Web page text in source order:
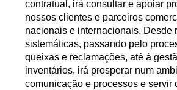
contratual, irá consultar e apoiar
nossos clientes e parceiros
nacionais e internacionais. Desde
sistemáticas, passando pelo
queixas e reclamações, até à
inventários, irá prosperar num
comunicação e processos e servir